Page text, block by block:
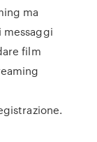
ma
messaggi
film